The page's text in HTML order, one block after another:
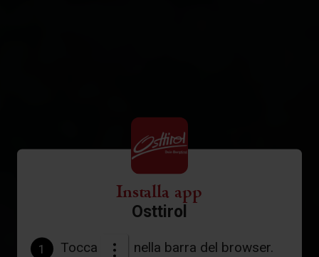
Installa app
Osttirol
1 Tocca nella barra del browser.